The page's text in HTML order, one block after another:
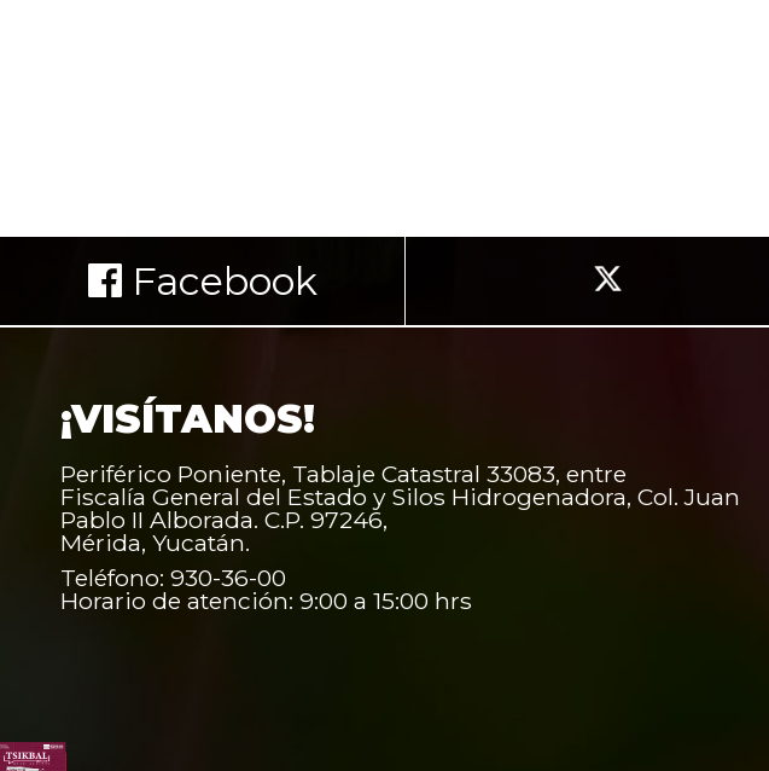
Facebook
¡VISÍTANOS!
Periférico Poniente, Tablaje Catastral 33083, entre
Fiscalía General del Estado y Silos Hidrogenadora, Col. Juan
Pablo II Alborada. C.P. 97246,
Mérida, Yucatán.
Teléfono: 930-36-00
Horario de atención: 9:00 a 15:00 hrs